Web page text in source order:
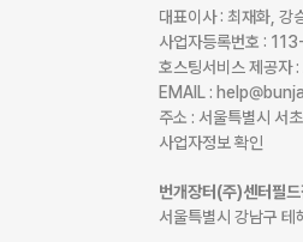
대표이사 : 최재화,
사업자등록번호 :
호스팅서비스 제공
EMAIL :
주소 : 서울특별시 서
사업자정보 확인
번개장터(주)센터필
서울특별시 강남구